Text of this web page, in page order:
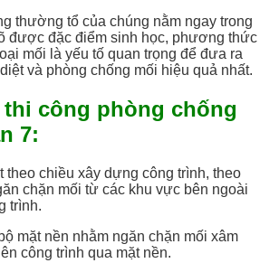
thường tổ của chúng nằm ngay trong
được đặc điểm sinh học, phương thức
mối là yếu tố quan trọng để đưa ra
và phòng chống mối hiệu quả nhất.
công phòng chống
7:
theo chiều xây dựng công trình, theo
chặn mối từ các khu vực bên ngoài
trình.
mặt nền nhằm ngăn chặn mối xâm
công trình qua mặt nền.